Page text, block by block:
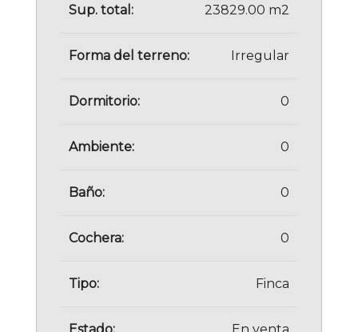
Sup. total: 23829.00 m2
Forma del terreno: Irregular
Dormitorio: 0
Ambiente: 0
Baño: 0
Cochera: 0
Tipo: Finca